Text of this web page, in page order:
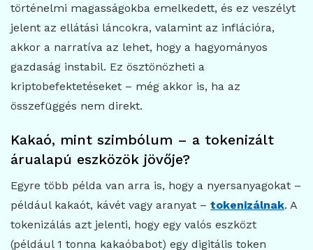
történelmi magasságokba emelkedett, és ez veszélyt
jelent az ellátási láncokra, valamint az inflációra,
akkor a narratíva az lehet, hogy a hagyományos
gazdaság instabil. Ez ösztönözheti a
kriptobefektetéseket – még akkor is, ha az
összefüggés nem direkt.
Kakaó, mint szimbólum – a tokenizált
árualapú eszközök jövője?
Egyre több példa van arra is, hogy a nyersanyagokat –
például kakaót, kávét vagy aranyat – tokenizálnak. A
tokenizálás azt jelenti, hogy egy valós eszközt
(például 1 tonna kakaóbabot) egy digitális token